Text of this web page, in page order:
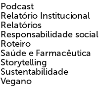
Podcast
Relatório Institucional
Relatórios
Responsabilidade social
Roteiro
Saúde e Farmacêutica
Storytelling
Sustentabilidade
Vegano